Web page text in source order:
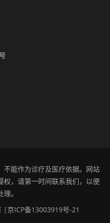
不能作为诊疗及医疗依据。网站
权，请第一时间联系我们，以便
。
| 京ICP备13003919号-21